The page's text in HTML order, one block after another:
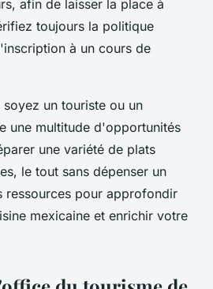
afin de laisser la place à
toujours la politique
à un cours de
un touriste ou un
une multitude d'opportunités
une variété de plats
le tout sans dépenser un
ressources pour approfondir
mexicaine et enrichir votre